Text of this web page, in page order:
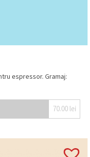
espressor. Gramaj:
70.00 lei